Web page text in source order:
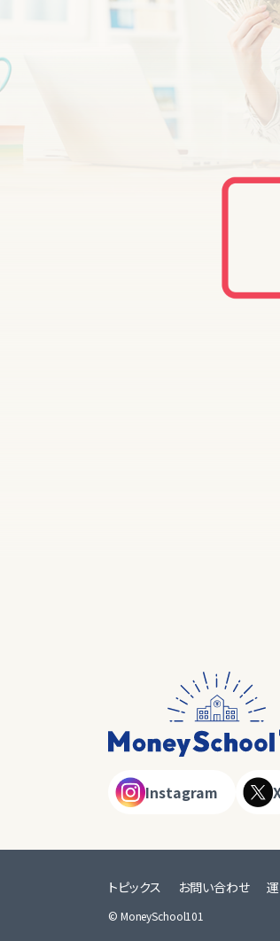
Instagram
トピックス お問い合わせ
© MoneySchool101